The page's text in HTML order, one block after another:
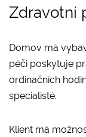
Zdravotní
Domov má
péči poskytuje
ordinačních
specialisté.
Klient má